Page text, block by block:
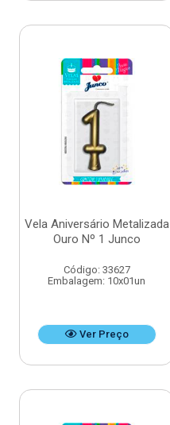
Vela Aniversário Metalizada
Ouro Nº 1 Junco
Código: 33627
Embalagem: 10x01un
Ver Preço